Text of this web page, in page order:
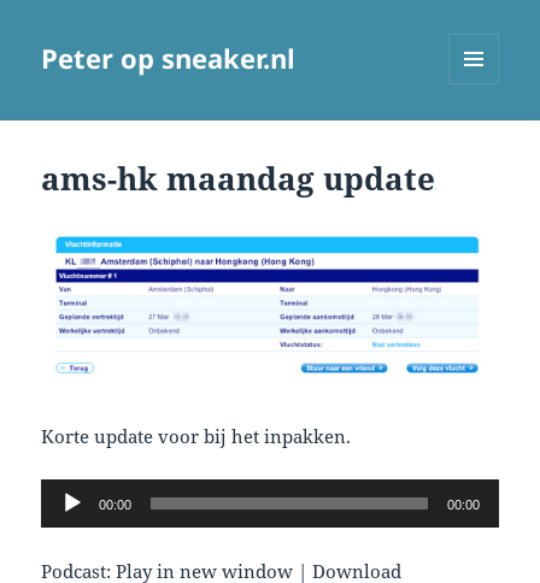
Peter op sneaker.nl
ams-hk maandag update
Korte update voor bij het inpakken.
Audio
Player
00:00 00:00
Podcast:Play in new window |Download